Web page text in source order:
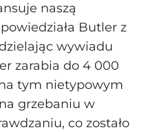
naszą
Butler z
wywiadu
zarabia do 4 000
tym nietypowym
grzebaniu w
co zostało